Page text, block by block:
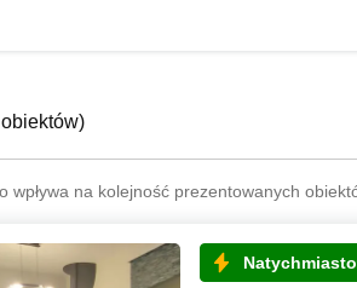
)
wpływa na kolejność prezentowanych